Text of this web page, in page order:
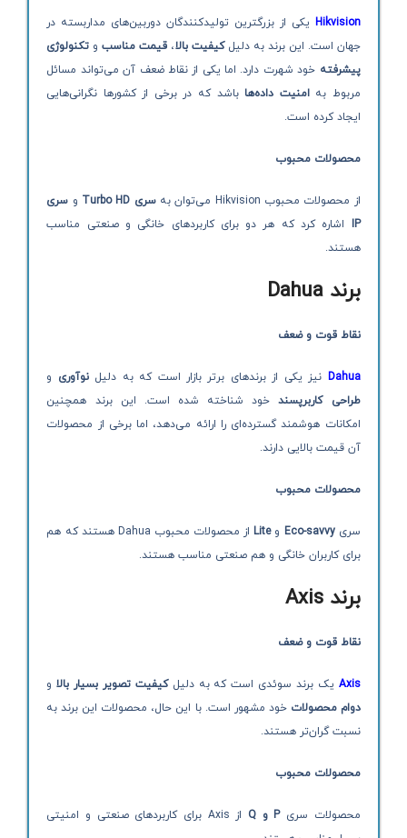
Hikvision یکی از بزرگترین تولیدکنندگان دوربین‌های مداربسته در
جهان است. این برند به دلیلکیفیت بالا، قیمت مناسبو تکنولوژی
پیشرفته خود شهرت دارد. اما یکی از نقاط ضعف آن می‌تواند مسائل
مربوط بهامنیت داده‌ها باشد که در برخی از کشورها نگرانی‌هایی
ایجاد کرده است.
محصولات محبوب
از محصولات محبوب Hikvision می‌توان به سری و سری
IP اشاره کرد که هر دو برای کاربردهای خانگی و صنعتی مناسب
هستند.
برند Dahua
نقاط قوت و ضعف
Dahua نیز یکی از برندهای برتر بازار است که به دلیلنوآوری و
طراحی کاربرپسندخود شناخته شده است. این برند همچنین
امکانات هوشمند گسترده‌ای را ارائه می‌دهد، اما برخی از محصولات
آن قیمت بالایی دارند.
محصولات محبوب
سریEco-savvy وLite
از محصولات محبوب Dahua هستند که هم
برای کاربران خانگی و هم صنعتی مناسب هستند.
برند Axis
نقاط قوت و ضعف
Axis یک برند سوئدی است که به دلیلکیفیت تصویر بسیار بالاو
دوام محصولات خود مشهور است. با این حال، محصولات این برند به
نسبت گران‌تر هستند.
محصولات محبوب
محصولات سریP و Q
از Axis برای کاربردهای صنعتی و امنیتی